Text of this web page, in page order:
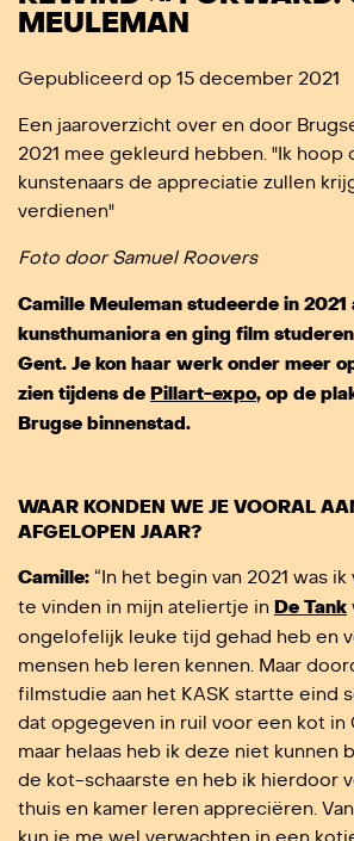
MEULEMAN
Gepubliceerd op 15 december 2021
Een jaaroverzicht over en door
2021 mee gekleurd hebben. "Ik hoop
kunstenaars de appreciatie zullen
verdienen"
Foto door Samuel Roovers
Camille Meuleman studeerde in 2021
kunsthumaniora en ging film
Gent. Je kon haar werk onder meer
zien tijdens de Pillart-expo, op de
Brugse binnenstad.
WAAR KONDEN WE JE VOORAL
AFGELOPEN JAAR?
Camille: “In het begin van 2021 was
te vinden in mijn ateliertje in De Tank
ongelofelijk leuke tijd gehad heb en
mensen heb leren kennen. Maar
filmstudie aan het KASK startte eind
dat opgegeven in ruil voor een kot in
maar helaas heb ik deze niet kunnen
de kot-schaarste en heb ik hierdoor
thuis en kamer leren appreciëren.